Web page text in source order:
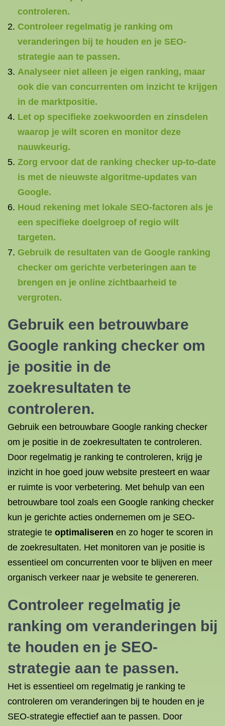
controleren.
Controleer regelmatig je ranking om
veranderingen bij te houden en je SEO-
strategie aan te passen.
Analyseer niet alleen je eigen ranking, maar
ook die van concurrenten om inzicht te krijgen
in de marktpositie.
Let op specifieke zoekwoorden en zinsdelen
waarop je wilt scoren en monitor deze
nauwkeurig.
Zorg ervoor dat de ranking checker up-to-date
is met de nieuwste algoritme-updates van
Google.
Houd rekening met lokale SEO-factoren als je
een specifieke doelgroep of regio wilt
targeten.
Gebruik de resultaten van de Google ranking
checker om gerichte verbeteringen aan te
brengen en je online zichtbaarheid te
vergroten.
Gebruik een betrouwbare
Google ranking checker om
je positie in de
zoekresultaten te
controleren.
Gebruik een betrouwbare Google ranking checker
om je positie in de zoekresultaten te controleren.
Door regelmatig je ranking te controleren, krijg je
inzicht in hoe goed jouw website presteert en waar
er ruimte is voor verbetering. Met behulp van een
betrouwbare tool zoals een Google ranking checker
kun je gerichte acties ondernemen om je SEO-
strategie te optimaliseren en zo hoger te scoren in
de zoekresultaten. Het monitoren van je positie is
essentieel om concurrenten voor te blijven en meer
organisch verkeer naar je website te genereren.
Controleer regelmatig je
ranking om veranderingen bij
te houden en je SEO-
strategie aan te passen.
Het is essentieel om regelmatig je ranking te
controleren om veranderingen bij te houden en je
SEO-strategie effectief aan te passen. Door